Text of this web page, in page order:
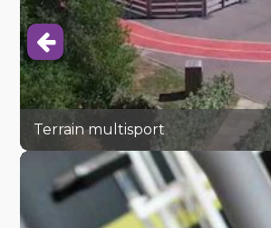
Terrain multisport